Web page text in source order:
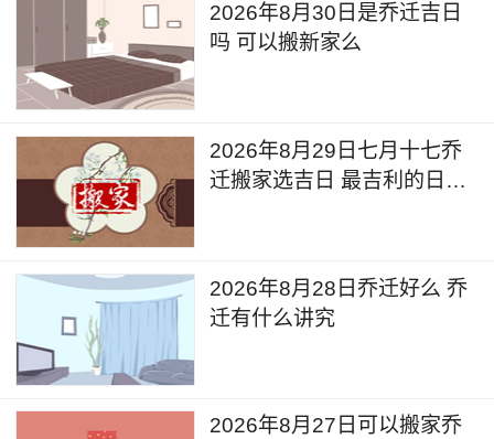
2026年8月30日是乔迁吉日
吗 可以搬新家么
2026年8月29日七月十七乔
迁搬家选吉日 最吉利的日子
2026年8月28日乔迁好么 乔
迁有什么讲究
2026年8月27日可以搬家乔